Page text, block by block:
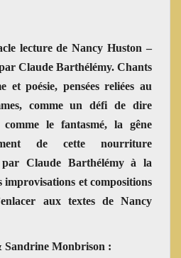
lecture de Nancy Huston –
Claude Barthélémy. Chants
et poésie, pensées reliées au
comme un défi de dire
comme le fantasmé, la gêne
de cette nourriture
Claude Barthélémy à la
improvisations et compositions
aux textes de Nancy
Sandrine Monbrison :